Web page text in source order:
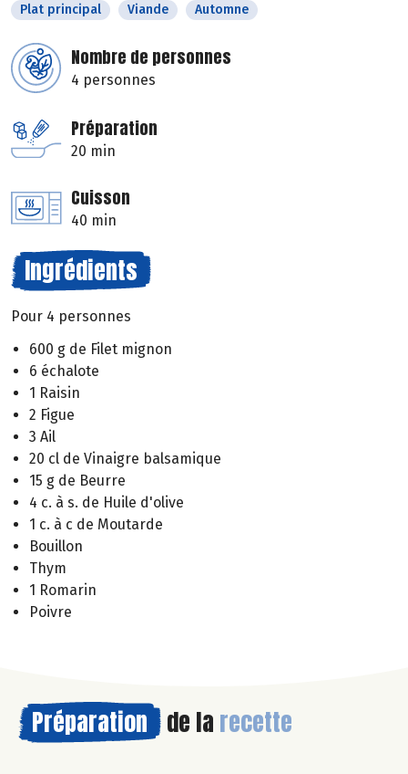
Plat principal Viande Automne
Nombre de personnes
4 personnes
Préparation
20 min
Cuisson
40 min
Ingrédients
Pour 4 personnes
600 g de Filet mignon
6 échalote
1 Raisin
2 Figue
3 Ail
20 cl de Vinaigre balsamique
15 g de Beurre
4 c. à s. de Huile d'olive
1 c. à c de Moutarde
Bouillon
Thym
1 Romarin
Poivre
Préparation de la recette